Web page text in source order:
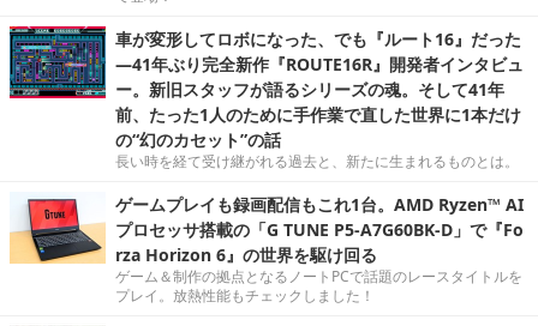
車が変形してロボになった、でも『ルート16』だった
―41年ぶり完全新作『ROUTE16R』開発者インタビュ
ー。新旧スタッフが語るシリーズの魂。そして41年
前、たった1人のために手作業で直した世界に1本だけ
の“幻のカセット”の話
長い時を経て受け継がれる過去と、新たに生まれるものとは。
ゲームプレイも録画配信もこれ1台。AMD Ryzen™ AI
プロセッサ搭載の「G TUNE P5-A7G60BK-D」で『Fo
rza Horizon 6』の世界を駆け回る
ゲーム＆制作の拠点となるノートPCで話題のレースタイトルを
プレイ。放熱性能もチェックしました！